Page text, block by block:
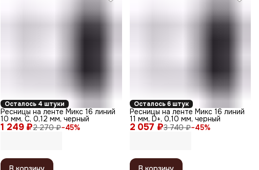
Осталось 4 штуки
1 249 ₽2 270 ₽−45%
Ресницы на ленте Микс 16 линий
10 мм, C, 0,12 мм, черный
Осталось 6 штук
2 057 ₽3 740 ₽−45%
Ресницы на ленте Микс 16 линий
11 мм, D+, 0,10 мм, черный